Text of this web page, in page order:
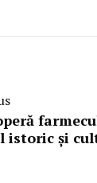
istoric și